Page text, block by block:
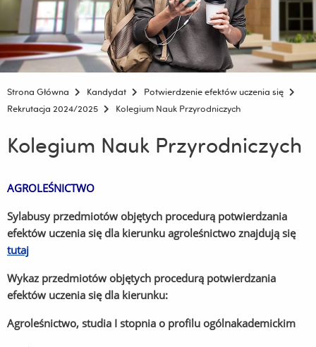
Strona Główna Kandydat
Potwierdzenie efektów uczenia się
Rekrutacja 2024/2025
Kolegium Nauk Przyrodniczych
Kolegium Nauk Przyrodniczych
AGROLEŚNICTWO
Sylabusy przedmiotów objętych procedurą potwierdzania
efektów uczenia się dla kierunku agroleśnictwo znajdują się
tutaj
Wykaz przedmiotów objętych procedurą potwierdzania
efektów uczenia się dla kierunku:
Agroleśnictwo, studia I stopnia o profilu ogólnakademickim